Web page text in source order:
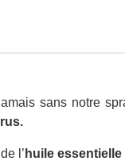
sans notre
l’ huile